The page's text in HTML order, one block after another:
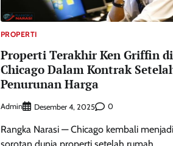
PROPERTI
Properti Terakhir Ken Griffin di
Chicago Dalam Kontrak
Penurunan Harga
Admin Desember 4, 2025 0
Rangka Narasi — Chicago kembali menjadi